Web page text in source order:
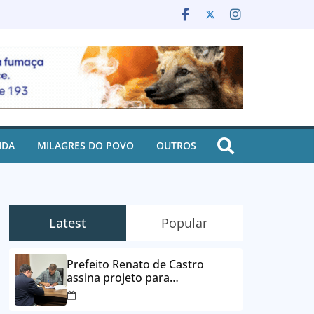
MILAGRES DO POVO OUTROS
Latest Popular
Prefeito Renato de Castro
assina projeto para
desbloqueio de contas e
parcelamento de dívidas em até